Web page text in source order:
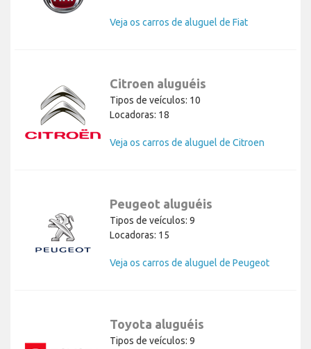
Veja os carros de aluguel de Fiat
Citroen aluguéis
Tipos de veículos: 10
Locadoras: 18
Veja os carros de aluguel de Citroen
Peugeot aluguéis
Tipos de veículos: 9
Locadoras: 15
Veja os carros de aluguel de Peugeot
Toyota aluguéis
Tipos de veículos: 9